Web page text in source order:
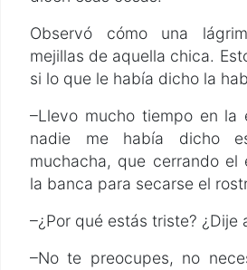
Observó cómo una
mejillas de aquella chica.
si lo que le había dicho la
–Llevo mucho tiempo en la
nadie me había dicho
muchacha, que cerrando el
la banca para secarse el
–¿Por qué estás triste? ¿Dije
–No te preocupes, no